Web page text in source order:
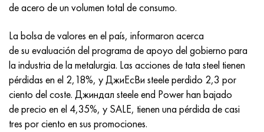
de acero de un volumen total de consumo.
La bolsa de valores en el país, informaron acerca
de su evaluación del programa de apoyo del gobierno para
la industria de la metalurgia. Las acciones de tata steel tienen
pérdidas en el 2,18%, y ДжиЕсВи steele perdido 2,3 por
ciento del coste. Джиндал steele end Power han bajado
de precio en el 4,35%, y SALE, tienen una pérdida de casi
tres por ciento en sus promociones.
maraging 250
René 41
Maraging 300
Maraging 350
MP35N
Aleación 50N
Aleación 50NP
50NHS
Aleación 52N
52K12F
KhN65VMTYu
KhN67MVTYu
KhN68VKTYU
KhN68VMTYUK-vd
KhN70VMTYu
2B
SPT-2 sv
A LAS 3
3M
TL3
1.4542 - 17-4Ph®
Custom 455® - 1.4543 - uns s45500
1.4545 - 15-5Ph®
1.4548 - 17-4Ph®
1.4550 - AISI 347
13X11N2V2MF
15x11mf
15х12vnmf
15Х12Н2MVFAB
15X16K5N2MVFAB
C65500, CuAl11Fe3
C65620, CuSi3Fe2Zn3
C65100, CuSi1.5
Bronce estaño-plomo
c92200, CuSn6Zn4Pb2
AC14, 11SMnPb30
20G, 20mn5
20XH3A, AISI 4320, 20hn3a
20HM, 24CrMo5, 20hm
25KhGM, 20CrMo5, 1.7264
R12F3, 1.3318, sw12
P18, 1,3355, hs18-0-1, sw18
Acero carbono
10,1.1645, C105W1
11G12, 110G13L, X120Mn12